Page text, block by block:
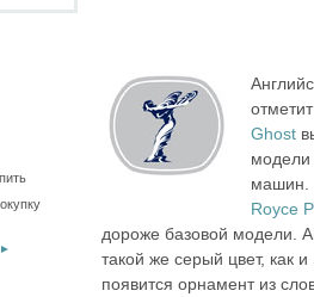
Ghost
модели
машин.
Royce
дороже базовой модели.
такой же серый цвет, как
появится орнамент из